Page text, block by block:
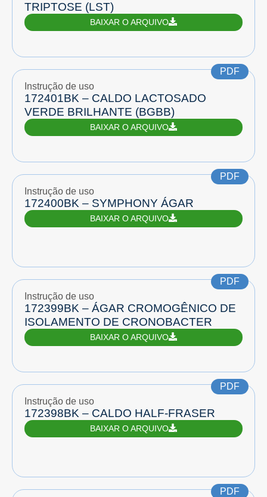
TRIPTOSE (LST)
BAIXAR O ARQUIVO
PDF
Instrução de uso
172401BK – CALDO LACTOSADO
VERDE BRILHANTE (BGBB)
BAIXAR O ARQUIVO
PDF
Instrução de uso
172400BK – SYMPHONY ÁGAR
BAIXAR O ARQUIVO
PDF
Instrução de uso
172399BK – ÁGAR CROMOGÊNICO DE
ISOLAMENTO DE CRONOBACTER
BAIXAR O ARQUIVO
PDF
Instrução de uso
172398BK – CALDO HALF-FRASER
BAIXAR O ARQUIVO
PDF